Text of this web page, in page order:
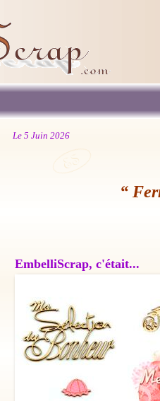
Le 5 Juin 2026
“
EmbelliScrap, c'était...